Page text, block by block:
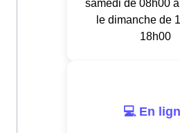
samedi de 08h00
le dimanche de
18h00
💻 En